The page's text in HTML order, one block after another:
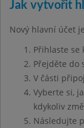
Jak vytvořit
Nový hlavní účet
Přihlaste se
Přejděte do
V části
Vyberte si,
kdykoliv
Následujte